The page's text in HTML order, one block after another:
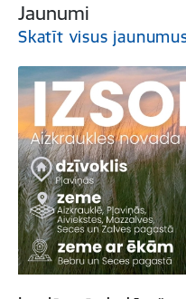
Jaunumi
Skatīt visus